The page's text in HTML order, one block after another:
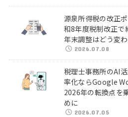
源泉所得税の改正
和8年度税制改正で
年末調整はどう変わ
2026.07.08
税理士事務所のAI
率化ならGoogle
2026年の転換点を
めに
2026.07.05